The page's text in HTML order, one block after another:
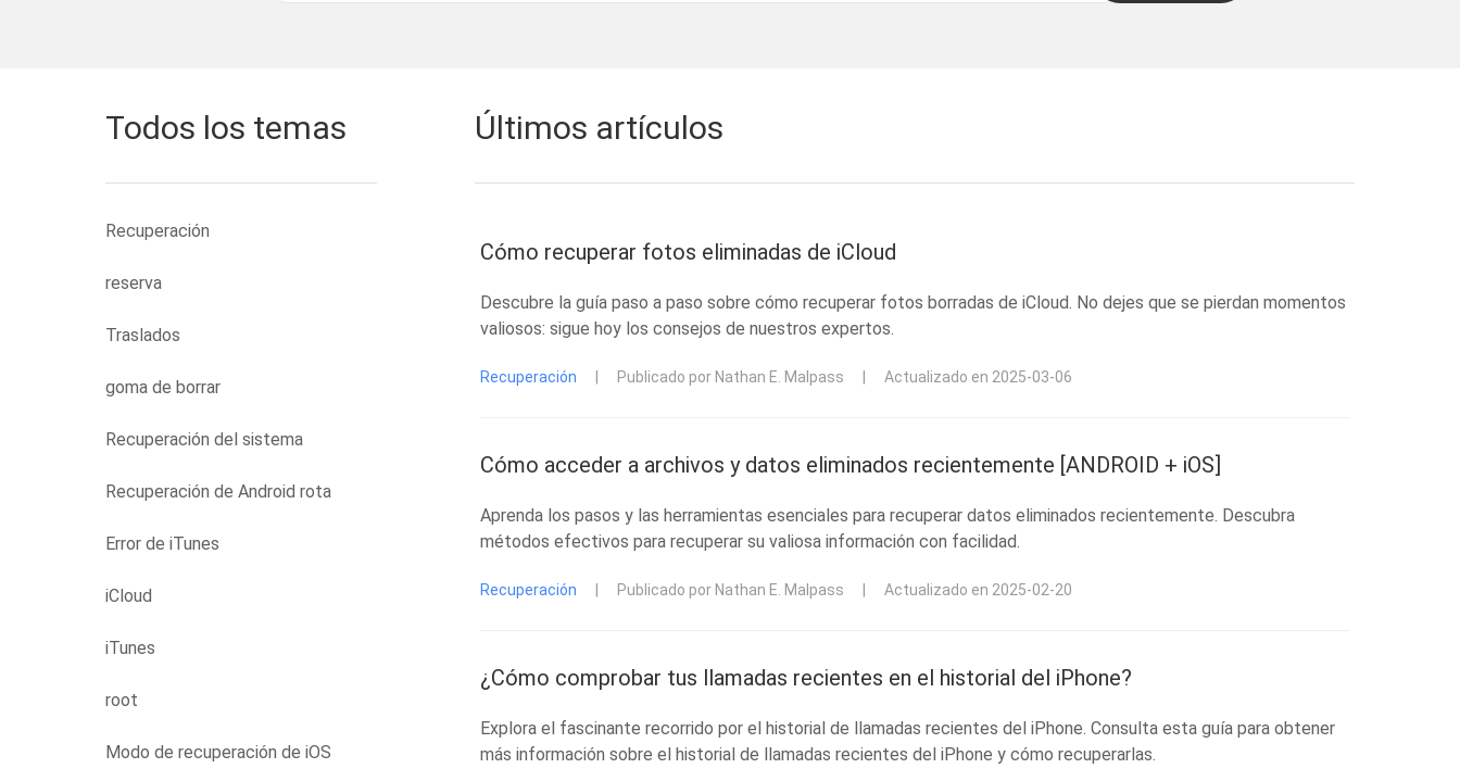
Todos los temas
Recuperación
reserva
Traslados
goma de borrar
Recuperación del sistema
Recuperación de Android rota
Error de iTunes
iCloud
iTunes
root
Modo de recuperación de iOS
Últimos artículos
Cómo recuperar fotos eliminadas de iCloud
Descubre la guía paso a paso sobre cómo recuperar fotos borradas de iCloud. No dejes que se pierdan momentos
valiosos: sigue hoy los consejos de nuestros expertos.
Recuperación Publicado por Nathan E. Malpass Actualizado en 2025-03-06
Cómo acceder a archivos y datos eliminados recientemente [ANDROID + iOS]
Aprenda los pasos y las herramientas esenciales para recuperar datos eliminados recientemente. Descubra
métodos efectivos para recuperar su valiosa información con facilidad.
Recuperación Publicado por Nathan E. Malpass Actualizado en 2025-02-20
¿Cómo comprobar tus llamadas recientes en el historial del iPhone?
Explora el fascinante recorrido por el historial de llamadas recientes del iPhone. Consulta esta guía para obtener
más información sobre el historial de llamadas recientes del iPhone y cómo recuperarlas.